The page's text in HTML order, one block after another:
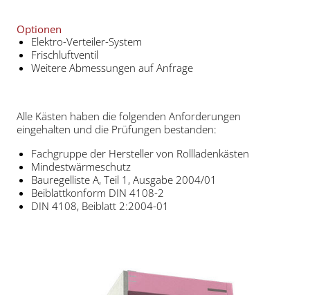
Optionen
Elektro-Verteiler-System
Frischluftventil
Weitere Abmessungen auf Anfrage
Alle Kästen haben die folgenden Anforderungen
eingehalten und die Prüfungen bestanden:
Fachgruppe der Hersteller von Rollladenkästen
Mindestwärmeschutz
Bauregelliste A, Teil 1, Ausgabe 2004/01
Beiblattkonform DIN 4108-2
DIN 4108, Beiblatt 2:2004-01